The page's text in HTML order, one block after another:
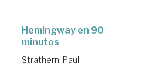
Hemingway en 90
minutos
Strathern, Paul